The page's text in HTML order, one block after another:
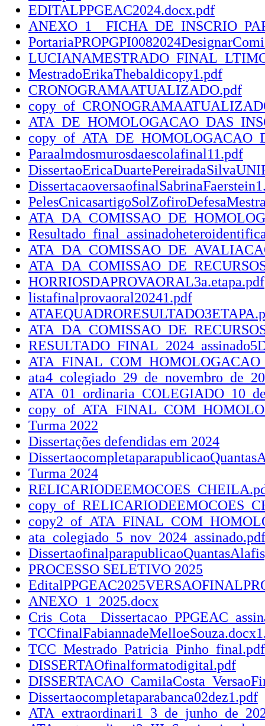
EDITALPPGEAC2024.docx.pdf
MestradoErikaThebaldicopy1.pdf
CRONOGRAMAATUALIZADO.pdf
Paraalmdosmurosdaescolafinal11.pdf
HORRIOSDAPROVAORAL3a.etapa.pdf
listafinalprovaoral20241.pdf
Turma 2022
Dissertações defendidas em 2024
Turma 2024
ata_colegiado_5_nov_2024_assinado.pdf
PROCESSO SELETIVO 2025
ANEXO_1_2025.docx
TCC_Mestrado_Patricia_Pinho_final.pdf
DISSERTAOfinalformatodigital.pdf
Dissertaocompletaparabanca02dez1.pdf